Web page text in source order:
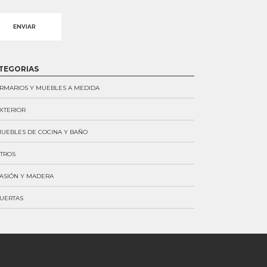
Y MUEBLES A MEDIDA
DE COCINA Y BAÑO
Y MADERA